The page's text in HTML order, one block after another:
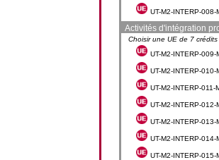
UT-M2-INTERP-008-
Activités d'intégration
Choisir une UE de 7
UT-M2-INTERP-009-
UT-M2-INTERP-010-
UT-M2-INTERP-011-
UT-M2-INTERP-012-
UT-M2-INTERP-013-
UT-M2-INTERP-014-
UT-M2-INTERP-015-